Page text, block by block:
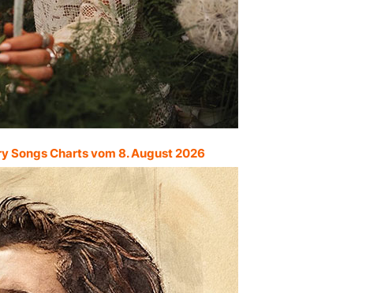
Songs Charts vom 8. August 2026